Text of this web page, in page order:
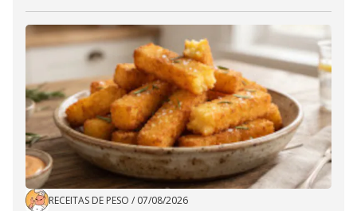
RECEITAS DE PESO / 07/08/2026